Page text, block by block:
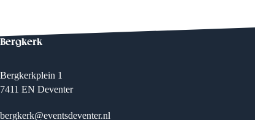
t
N
i
g
a
i
Bergkerk
Bergkerkplein 1
7411 EN Deventer
bergkerk@eventsdeventer.nl